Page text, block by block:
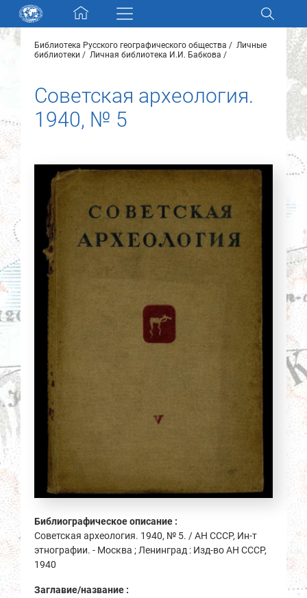
Skip navigation
Разделы и коллекции
Электронный каталог
Новости
О нас
Контакты
Партнеры
Найти
Библиотека Русского географического общества
Личные
библиотеки
Личная библиотека И.И. Бабкова
Советская археология.
1940, № 5
Библиографическое описание :
Советская археология. 1940, № 5. / АН СССР, Ин-т
этнографии. - Москва ; Ленинград : Изд-во АН СССР,
1940
Заглавие/название :